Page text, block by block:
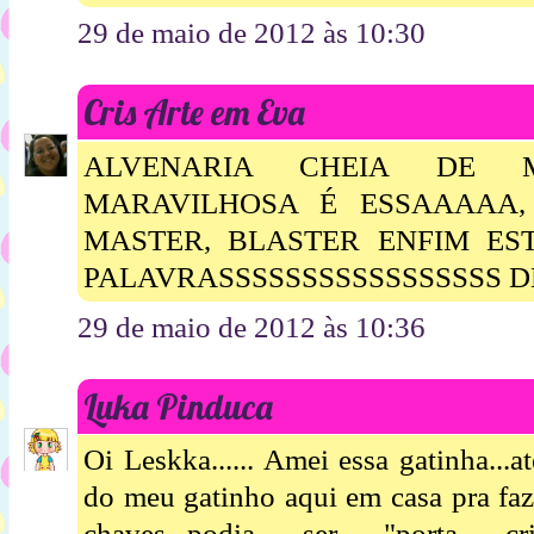
29 de maio de 2012 às 10:30
Cris Arte em Eva
ALVENARIA CHEIA DE
MARAVILHOSA É
MASTER, BLASTER ENFIM
PALAVRASSSSSSSSSSSSSSSSS
29 de maio de 2012 às 10:36
Luka Pinduca
Oi Leskka...... Amei essa
do meu gatinho aqui em casa pra